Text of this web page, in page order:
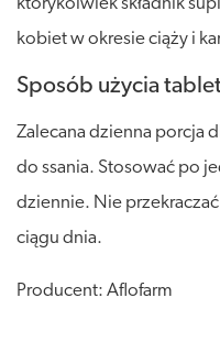
kobiet w okresie ciąży i
Sposób użycia
Zalecana dzienna porcja
do ssania. Stosować po
dziennie. Nie
ciągu dnia.
Producent: Aflofarm